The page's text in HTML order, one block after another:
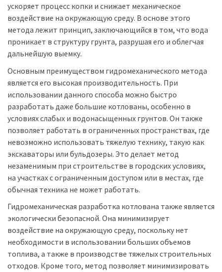
ускоряет процесс копки и снижает механическое
воздействие на окружающую среду. В основе этого
метода лежит принцип, заключающийся в том, что вода
проникает в структуру грунта, разрушая его и облегчая
дальнейшую выемку.
Основным преимуществом гидромеханического метода
является его высокая производительность. При
использовании данного способа можно быстро
разработать даже большие котлованы, особенно в
условиях слабых и водонасыщенных грунтов. Он также
позволяет работать в ограниченных пространствах, где
невозможно использовать тяжелую технику, такую как
экскаваторы или бульдозеры. Это делает метод
незаменимым при строительстве в городских условиях,
на участках с ограниченным доступом или в местах, где
обычная техника не может работать.
Гидромеханическая разработка котлована также является
экологически безопасной. Она минимизирует
воздействие на окружающую среду, поскольку нет
необходимости в использовании больших объемов
топлива, а также в производстве тяжелых строительных
отходов. Кроме того, метод позволяет минимизировать